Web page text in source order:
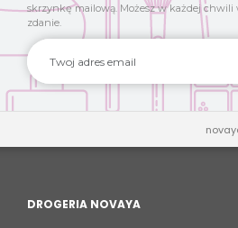
skrzynkę mailową. Możesz w każdej chwili
zdanie.
DROGERIA NOVAYA